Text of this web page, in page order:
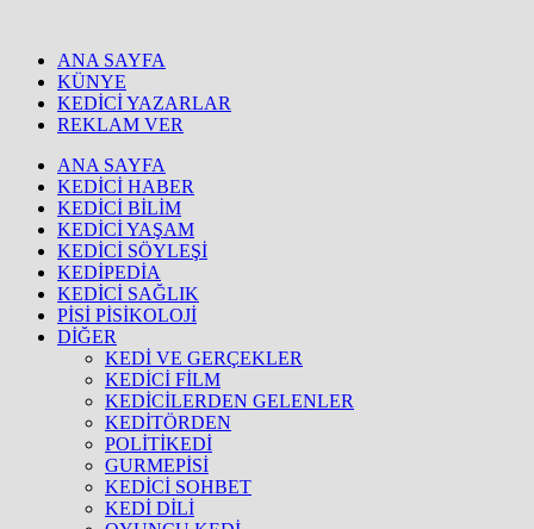
ANA SAYFA
KÜNYE
KEDİCİ YAZARLAR
REKLAM VER
ANA SAYFA
KEDİCİ HABER
KEDİCİ BİLİM
KEDİCİ YAŞAM
KEDİCİ SÖYLEŞİ
KEDİPEDİA
KEDİCİ SAĞLIK
PİSİ PİSİKOLOJİ
DİĞER
KEDİ VE GERÇEKLER
KEDİCİ FİLM
KEDİCİLERDEN GELENLER
KEDİTÖRDEN
POLİTİKEDİ
GURMEPİSİ
KEDİCİ SOHBET
KEDİ DİLİ